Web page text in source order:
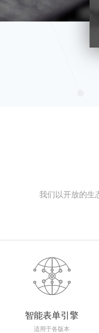
我们以开放的生
智能表单引擎
适用于各版本